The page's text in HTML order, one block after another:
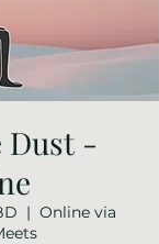
Dust -
  |
Online via